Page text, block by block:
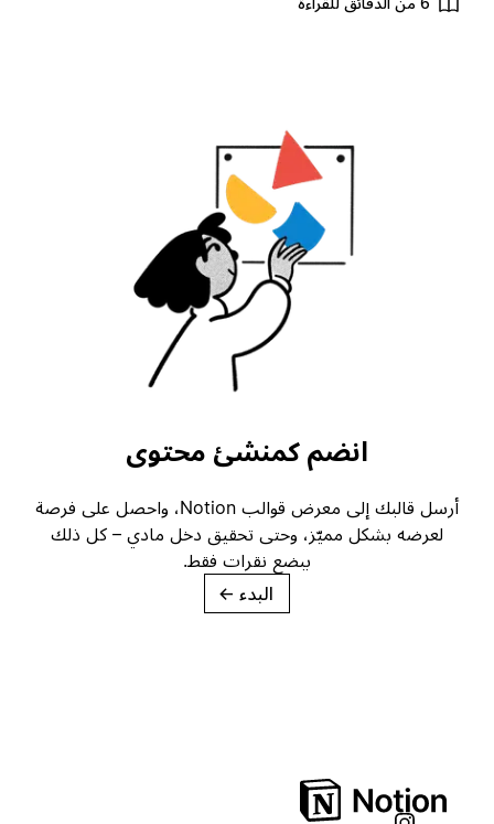
انضم كمنشئ محتوى
أرسل قالبك إلى معرض قوالب Notion، واحصل على فرصة
لعرضه بشكل مميّز، وحتى تحقيق دخل مادي – كل ذلك
ببضع نقرات فقط.
→